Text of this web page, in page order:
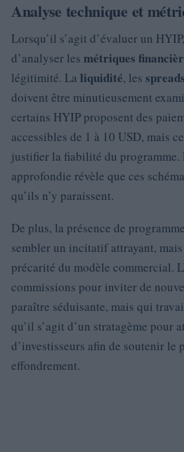
Analyse technique et
Lorsqu’il s’agit d’évaluer un
d’analyser les métriques
légitimité. La liquidité, les spreads
doivent être minutieusement
certains HYIP proposent des
accessibles de 1 à 10 USD, mais
justifier la fiabilité du programme.
approfondie révèle que ces
qu’ils n’y paraissent.
De plus, la présence de
sembler un incitatif attrayant,
précarité du modèle commercial.
commissions pour inviter de
paraître séduisante, mais qui
qu’il s’agit d’un stratagème pour
d’investisseurs afin de soutenir le
effondrement.